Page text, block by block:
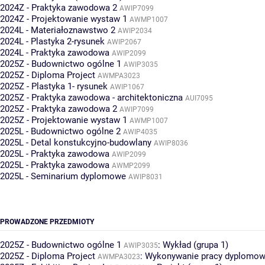
2024Z - Praktyka zawodowa 2 AWIP7099
2024Z - Projektowanie wystaw 1 AWMP1007
2024L - Materiałoznawstwo 2 AWIP2034
2024L - Plastyka 2-rysunek AWIP2067
2024L - Praktyka zawodowa AWIP2099
2025Z - Budownictwo ogólne 1 AWIP3035
2025Z - Diploma Project AWMPA3023
2025Z - Plastyka 1- rysunek AWIP1067
2025Z - Praktyka zawodowa - architektoniczna AUI7095
2025Z - Praktyka zawodowa 2 AWIP7099
2025Z - Projektowanie wystaw 1 AWMP1007
2025L - Budownictwo ogólne 2 AWIP4035
2025L - Detal konstukcyjno-budowlany AWIP8036
2025L - Praktyka zawodowa AWIP2099
2025L - Praktyka zawodowa AWMP2099
2025L - Seminarium dyplomowe AWIP8031
PROWADZONE PRZEDMIOTY
2025Z - Budownictwo ogólne 1 AWIP3035: Wykład (grupa 1)
2025Z - Diploma Project AWMPA3023: Wykonywanie pracy